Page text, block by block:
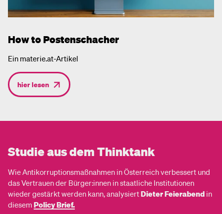
How to Postenschacher
Ein materie.at-Artikel
hier lesen
Studie aus dem Thinktank
Wie Antikorruptionsmaßnahmen in Österreich verbessert und
das Vertrauen der Bürger:innen in staatliche Institutionen
wieder gestärkt werden kann, analysiertDieter Feierabend in
diesem Policy Brief.